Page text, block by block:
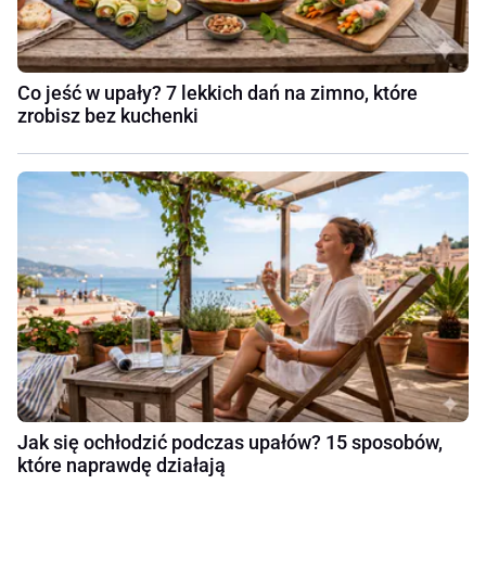
Co jeść w upały? 7 lekkich dań na zimno, które
zrobisz bez kuchenki
Jak się ochłodzić podczas upałów? 15 sposobów,
które naprawdę działają